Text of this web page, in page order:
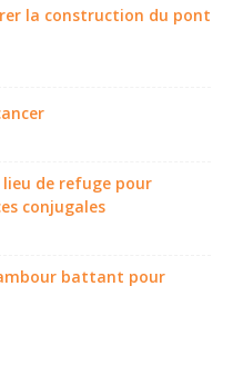
la construction du pont
lieu de refuge pour
conjugales
battant pour